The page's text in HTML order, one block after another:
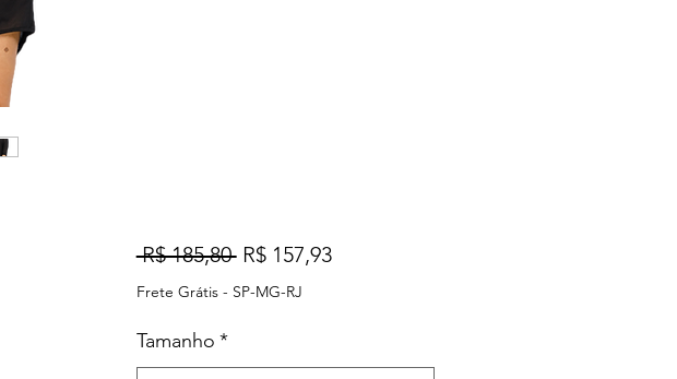
R$ 185,80 Preço
normal
R$ 157,93Preço
Frete Grátis - SP-MG-RJ
Tamanho *